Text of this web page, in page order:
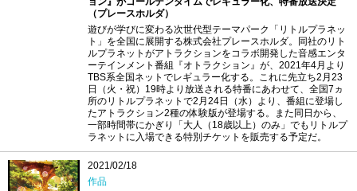
（プレースホルダ）
遊びが学びに変わる次世代型テーマパーク「リトルプラネッ
ト」を全国に展開する株式会社プレースホルダ。同社のリト
ルプラネットがアトラクションをコラボ開発した音感エンタ
ーテインメント番組『オトラクション』が、2021年4月より
TBS系全国ネットでレギュラー化する。これに先立ち2月23
日（火・祝）19時より放送される特番にあわせて、全国7ヵ
所のリトルプラネットで2月24日（水）より、番組に登場し
たアトラクション2種の体験版が登場する。また同日から、
一部時間帯にかぎり「大人（18歳以上）のみ」でもリトルプ
ラネットに入場できる特別チケットを販売する予定だ。
2021/02/18
作品